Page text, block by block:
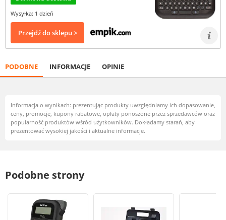
Wysyłka: 1 dzień
Przejdź do sklepu >
PODOBNE INFORMACJE OPINIE
Informacja o wynikach: prezentując produkty uwzględniamy ich dopasowanie,
ceny, promocje, kupony rabatowe, opłaty ponoszone przez sprzedawców oraz
popularność produktów wśród użytkowników. Dokładamy starań, aby
prezentować wysokiej jakości i aktualne informacje.
Podobne strony